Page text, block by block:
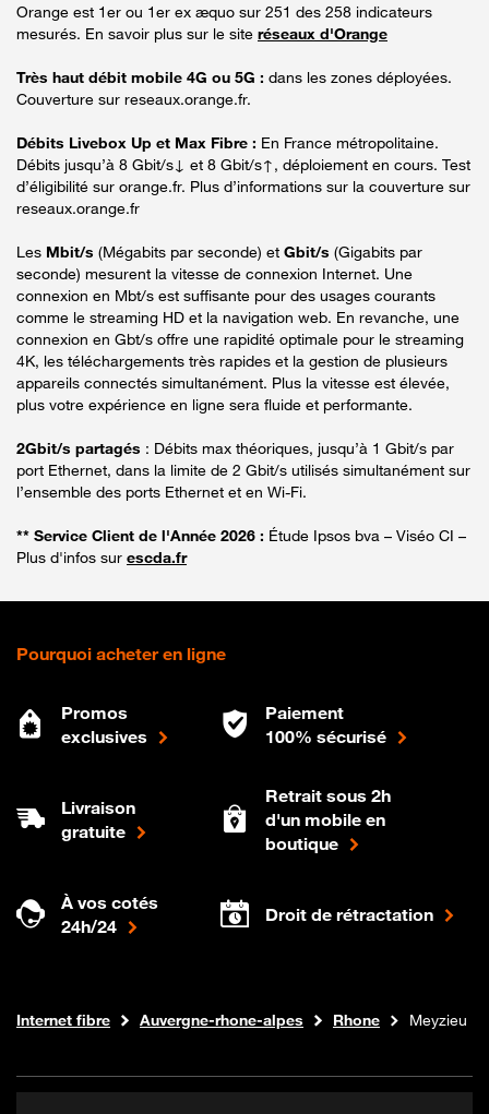
Orange est 1er ou 1er ex æquo sur 251 des 258 indicateurs
mesurés. En savoir plus sur le site réseaux d'Orange
Très haut débit mobile 4G ou 5G : dans les zones déployées.
Couverture sur reseaux.orange.fr.
Débits Livebox Up et Max Fibre : En France métropolitaine.
Débits jusqu’à 8 Gbit/s↓ et 8 Gbit/s↑, déploiement en cours. Test
d’éligibilité sur orange.fr. Plus d’informations sur la couverture sur
reseaux.orange.fr
Les Mbit/s (Mégabits par seconde) et Gbit/s (Gigabits par
seconde) mesurent la vitesse de connexion Internet. Une
connexion en Mbt/s est suffisante pour des usages courants
comme le streaming HD et la navigation web. En revanche, une
connexion en Gbt/s offre une rapidité optimale pour le streaming
4K, les téléchargements très rapides et la gestion de plusieurs
appareils connectés simultanément. Plus la vitesse est élevée,
plus votre expérience en ligne sera fluide et performante.
2Gbit/s partagés : Débits max théoriques, jusqu’à 1 Gbit/s par
port Ethernet, dans la limite de 2 Gbit/s utilisés simultanément sur
l’ensemble des ports Ethernet et en Wi-Fi.
** Service Client de l'Année 2026 : Étude Ipsos bva – Viséo CI –
Plus d'infos sur escda.fr
Pourquoi acheter en ligne
Promos
exclusives
Paiement
100% sécurisé
Livraison
gratuite
Retrait sous 2h
d'un mobile en
boutique
À vos cotés
24h/24
Droit de rétractation
Boutique Orange
Internet fibre Auvergne-rhone-alpes Rhone Meyzieu